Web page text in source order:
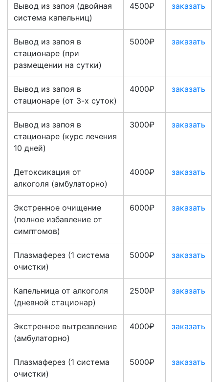
Вывод из запоя (двойная
система капельниц)
4500₽ заказать
Вывод из запоя в
стационаре (при
размещении на сутки)
5000₽ заказать
Вывод из запоя в
стационаре (от 3-х суток)
4000₽ заказать
Вывод из запоя в
стационаре (курс лечения
10 дней)
3000₽ заказать
Детоксикация от
алкоголя (амбулаторно)
4000₽ заказать
Экстренное очищение
(полное избавление от
симптомов)
6000₽ заказать
Плазмаферез (1 система
очистки)
5000₽ заказать
Капельница от алкоголя
(дневной стационар)
2500₽ заказать
Экстренное вытрезвление
(амбулаторно)
4000₽ заказать
Плазмаферез (1 система
очистки)
5000₽ заказать